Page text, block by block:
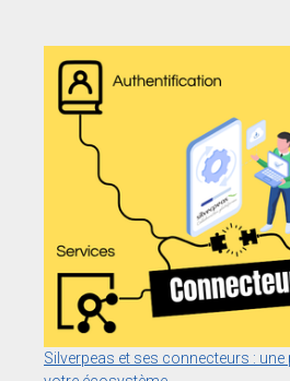
Silverpeas et ses connecteurs :